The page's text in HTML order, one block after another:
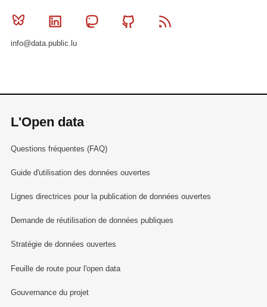
Bluesky Linkedin MastodonGithub
info@data.public.lu
L'Open data
Questions fréquentes (FAQ)
Guide d'utilisation des données ouvertes
Lignes directrices pour la publication de données ouvertes
Demande de réutilisation de données publiques
Stratégie de données ouvertes
Feuille de route pour l'open data
Gouvernance du projet